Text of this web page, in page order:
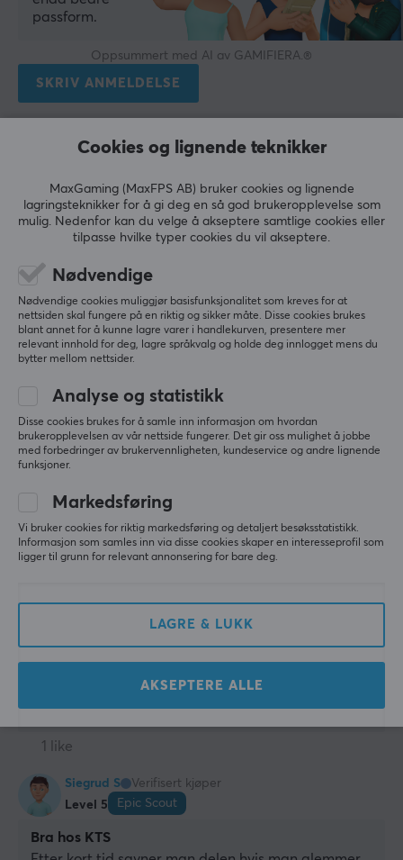
passform.
Oppsummert med AI av GAMIFIERA.®
SKRIV ANMELDELSE
Pernilla B
Verifisert kjøper
Level 1
Smelly NPC
Deltahub med stropp
Den er veldig bra, liten og hendig. Glir lett på
musematten, spennen sitter godt med hjelp av en
magnet. En fin oppbevaringspose fulgte med.
Dessverre føles den litt for stor for hånden, men det
er bedre med den enn uten støtte i det hele tatt.
Ergonomisk
Få størrelser
Vis originalen
DeltaHub Carpio G2.0 Ergonomisk Gaming Håndleddsstøtte - Right - S - Svart
2 likes
Ida Madelen Larsen E
Verifisert kjøper
når jeg spilte! Jeg elsker den.
Vis originalen
DeltaHub Carpio G2.0 Ergonomisk Gaming Håndleddsstøtte - Right - S - Olive
1 like
Siegrud S
Verifisert kjøper
Level 5
Epic Scout
Bra hos KTS
Cookies og lignende teknikker
MaxGaming (MaxFPS AB) bruker cookies og lignende
lagringsteknikker for å gi deg en så god brukeropplevelse som
mulig. Nedenfor kan du velge å akseptere samtlige cookies eller
tilpasse hvilke typer cookies du vil akseptere.
Nødvendige
Nødvendige cookies muliggjør basisfunksjonalitet som kreves for at
nettsiden skal fungere på en riktig og sikker måte. Disse cookies brukes
blant annet for å kunne lagre varer i handlekurven, presentere mer
relevant innhold for deg, lagre språkvalg og holde deg innlogget mens du
bytter mellom nettsider.
Analyse og statistikk
Disse cookies brukes for å samle inn informasjon om hvordan
brukeropplevelsen av vår nettside fungerer. Det gir oss mulighet å jobbe
med forbedringer av brukervennligheten, kundeservice og andre lignende
funksjoner.
Markedsføring
Vi bruker cookies for riktig markedsføring og detaljert besøksstatistikk.
Informasjon som samles inn via disse cookies skaper en interesseprofil som
ligger til grunn for relevant annonsering for bare deg.
LAGRE & LUKK
AKSEPTERE ALLE